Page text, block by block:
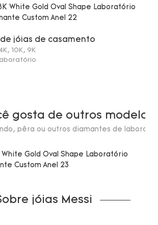
jóias de casamento
10K, 9K
gosta de outros
pêra ou outros diamantes de
jóias Messi